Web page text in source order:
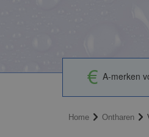
A-merken
Home Ontharen